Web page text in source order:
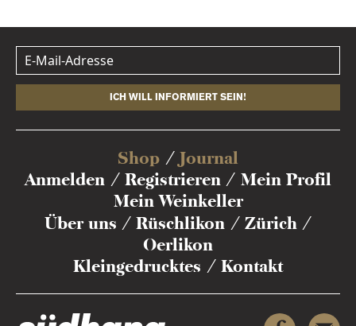
ICH WILL INFORMIERT SEIN!
Shop
Journal
Anmelden
Registrieren
Mein Profil
Mein Weinkeller
Über uns
Rüschlikon
Zürich
Oerlikon
Kleingedrucktes
Kontakt